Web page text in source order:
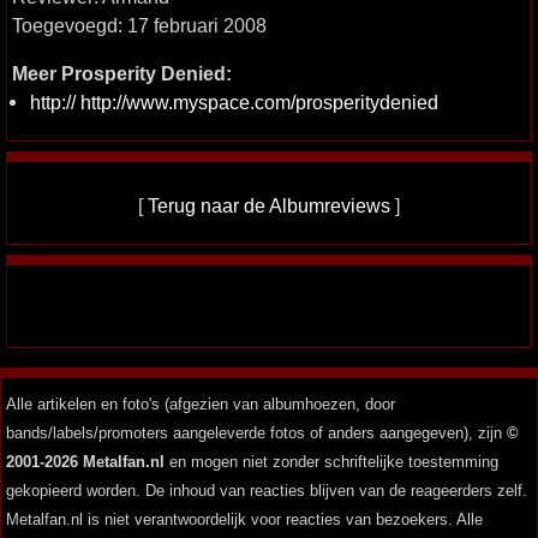
Toegevoegd: 17 februari 2008
Meer Prosperity Denied:
http:// http://www.myspace.com/prosperitydenied
[Terug naar de Albumreviews ]
Alle artikelen en foto's (afgezien van albumhoezen, door
bands/labels/promoters aangeleverde fotos of anders aangegeven), zijn ©
2001-2026 Metalfan.nl en mogen niet zonder schriftelijke toestemming
gekopieerd worden. De inhoud van reacties blijven van de reageerders zelf.
Metalfan.nl is niet verantwoordelijk voor reacties van bezoekers. Alle